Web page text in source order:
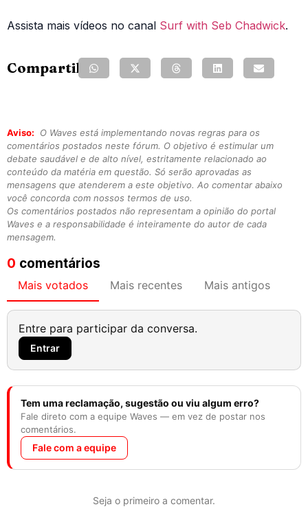
Assista mais vídeos no canal Surf with Seb Chadwick.
Compartilhe:
Aviso:
O Waves está implementando novas regras para os
comentários postados neste fórum. O objetivo é estimular um
debate saudável e de alto nível, estritamente relacionado ao
conteúdo da matéria em questão. Só serão aprovadas as
mensagens que atenderem a este objetivo. Ao comentar abaixo
você concorda com nossos termos de uso.
Os comentários postados não representam a opinião do portal
Waves e a responsabilidade é inteiramente do autor de cada
mensagem.
0 comentários
Mais votados Mais recentes Mais antigos
Entre para participar da conversa.
Entrar
Tem uma reclamação, sugestão ou viu algum erro?
Fale direto com a equipe Waves — em vez de postar nos
comentários.
Fale com a equipe
Seja o primeiro a comentar.